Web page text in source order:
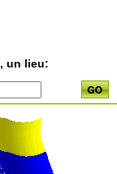
un lieu: